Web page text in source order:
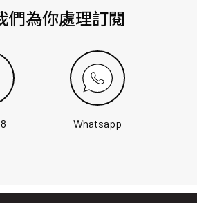
們為你處理訂閱
Whatsapp